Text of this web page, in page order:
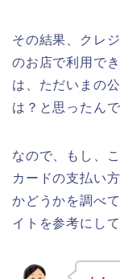
その結果、クレ
のお店で利用で
は、ただいまの
は？と思ったんで
なので、もし、
カードの支払い
かどうかを調べ
イトを参考にし